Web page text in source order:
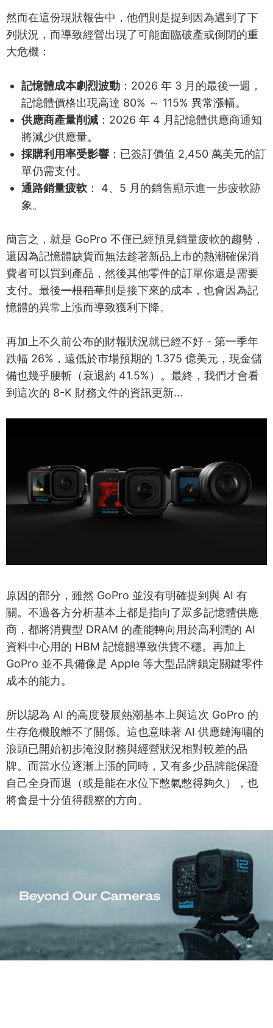
然而在這份現狀報告中，他們則是提到因為遇到了下
列狀況，而導致經營出現了可能面臨破產或倒閉的重
大危機：
記憶體成本劇烈波動 ：2026 年 3 月的最後一週，
記憶體價格出現高達 80% ～ 115% 異常漲幅。
供應商產量削減 ：2026 年 4 月記憶體供應商通知
將減少供應量。
採購利用率受影響 ：已簽訂價值 2,450 萬美元的訂
單仍需支付。
通路銷量疲軟 ： 4、5 月的銷售顯示進一步疲軟跡
象。
簡言之，就是 GoPro 不僅已經預見銷量疲軟的趨勢，
還因為記憶體缺貨而無法趁著新品上市的熱潮確保消
費者可以買到產品，然後其他零件的訂單你還是需要
支付。最後一根稻草則是接下來的成本，也會因為記
憶體的異常上漲而導致獲利下降。
再加上不久前公布的財報狀況就已經不好 - 第一季年
跌幅 26%，遠低於市場預期的 1.375 億美元，現金儲
備也幾乎腰斬（衰退約 41.5%）。最終，我們才會看
到這次的 8-K 財務文件的資訊更新...
原因的部分，雖然 GoPro 並沒有明確提到與 AI 有
關。不過各方分析基本上都是指向了眾多記憶體供應
商，都將消費型 DRAM 的產能轉向用於高利潤的 AI
資料中心用的 HBM 記憶體導致供貨不穩。再加上
GoPro 並不具備像是 Apple 等大型品牌鎖定關鍵零件
成本的能力。
所以認為 AI 的高度發展熱潮基本上與這次 GoPro 的
生存危機脫離不了關係。這也意味著 AI 供應鏈海嘯的
浪頭已開始初步淹沒財務與經營狀況相對較差的品
牌。而當水位逐漸上漲的同時，又有多少品牌能保證
自己全身而退（或是能在水位下憋氣憋得夠久），也
將會是十分值得觀察的方向。